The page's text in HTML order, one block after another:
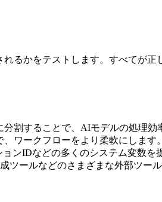
るかをテストします。すべてが
割することで、AIモデルの処理
ワークフローをより柔軟にします。
ンIDなどの多くのシステム変数を
ツールなどのさまざまな外部ツー